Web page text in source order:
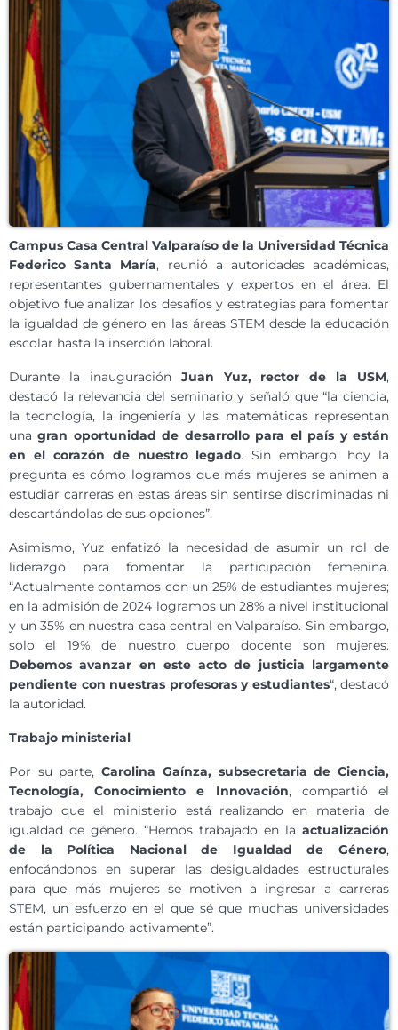
Campus Casa Central Valparaíso de la Universidad Técnica
Federico Santa María, reunió a autoridades académicas,
representantes gubernamentales y expertos en el área. El
objetivo fue analizar los desafíos y estrategias para fomentar
la igualdad de género en las áreas STEM desde la educación
escolar hasta la inserción laboral.
Durante la inauguración Juan Yuz, rector de la USM,
destacó la relevancia del seminario y señaló que “la ciencia,
la tecnología, la ingeniería y las matemáticas representan
unagran oportunidad de desarrollo para el país y están
en el corazón de nuestro legado. Sin embargo, hoy la
pregunta es cómo logramos que más mujeres se animen a
estudiar carreras en estas áreas sin sentirse discriminadas ni
descartándolas de sus opciones”.
Asimismo, Yuz enfatizó la necesidad de asumir un rol de
liderazgo para fomentar la participación femenina.
“Actualmente contamos con un 25% de estudiantes mujeres;
en la admisión de 2024 logramos un 28% a nivel institucional
y un 35% en nuestra casa central en Valparaíso. Sin embargo,
solo el 19% de nuestro cuerpo docente son mujeres.
Debemos avanzar en este acto de justicia largamente
pendiente con nuestras profesoras y estudiantes“, destacó
la autoridad.
Trabajo ministerial
Por su parte,Carolina Gaínza, subsecretaria de Ciencia,
Tecnología, Conocimiento e Innovación, compartió el
trabajo que el ministerio está realizando en materia de
igualdad de género. “Hemos trabajado en la actualización
de la Política Nacional de Igualdad de Género,
enfocándonos en superar las desigualdades estructurales
para que más mujeres se motiven a ingresar a carreras
STEM, un esfuerzo en el que sé que muchas universidades
están participando activamente”.